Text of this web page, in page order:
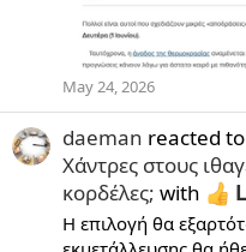
May 24, 2026
daeman reacted to
Χάντρες στους
κορδέλες; with
Η επιλογή θα